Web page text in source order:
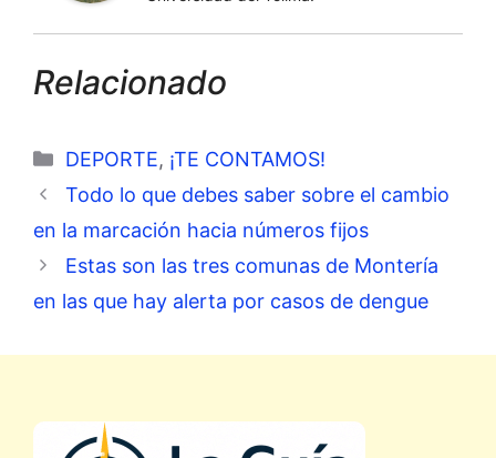
Relacionado
Categorías
DEPORTE, ¡TE CONTAMOS!
Todo lo que debes saber sobre el cambio
en la marcación hacia números fijos
Estas son las tres comunas de Montería
en las que hay alerta por casos de dengue